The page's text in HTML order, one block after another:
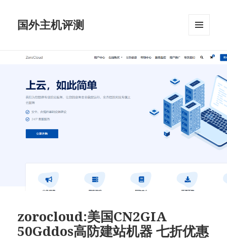
国外主机评测
zorocloud:美国CN2GIA
50Gddos高防建站机器 七折优惠